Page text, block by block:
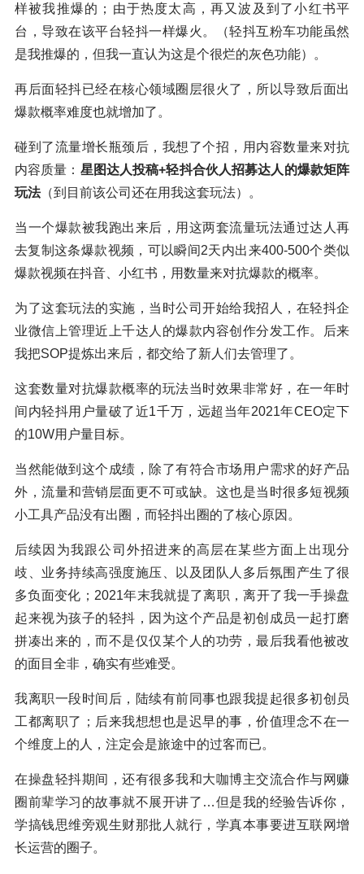
样被我推爆的；由于热度太高，再又波及到了小红书平
台，导致在该平台轻抖一样爆火。（轻抖互粉车功能虽然
是我推爆的，但我一直认为这是个很烂的灰色功能）。
再后面轻抖已经在核心领域圈层很火了，所以导致后面出
爆款概率难度也就增加了。
碰到了流量增长瓶颈后，我想了个招，用内容数量来对抗
内容质量： 星图达人投稿+轻抖合伙人招募达人的爆款矩阵
玩法（到目前该公司还在用我这套玩法）。
当一个爆款被我跑出来后，用这两套流量玩法通过达人再
去复制这条爆款视频，可以瞬间2天内出来400-500个类似
爆款视频在抖音、小红书，用数量来对抗爆款的概率。
为了这套玩法的实施，当时公司开始给我招人，在轻抖企
业微信上管理近上千达人的爆款内容创作分发工作。后来
我把SOP提炼出来后，都交给了新人们去管理了。
这套数量对抗爆款概率的玩法当时效果非常好，在一年时
间内轻抖用户量破了近1千万，远超当年2021年CEO定下
的10W用户量目标。
当然能做到这个成绩，除了有符合市场用户需求的好产品
外，流量和营销层面更不可或缺。这也是当时很多短视频
小工具产品没有出圈，而轻抖出圈的了核心原因。
后续因为我跟公司外招进来的高层在某些方面上出现分
歧、业务持续高强度施压、以及团队人多后氛围产生了很
多负面变化；2021年末我就提了离职，离开了我一手操盘
起来视为孩子的轻抖，因为这个产品是初创成员一起打磨
拼凑出来的，而不是仅仅某个人的功劳，最后我看他被改
的面目全非，确实有些难受。
我离职一段时间后，陆续有前同事也跟我提起很多初创员
工都离职了；后来我想想也是迟早的事，价值理念不在一
个维度上的人，注定会是旅途中的过客而已。
在操盘轻抖期间，还有很多我和大咖博主交流合作与网赚
圈前辈学习的故事就不展开讲了…但是我的经验告诉你，
学搞钱思维旁观生财那批人就行，学真本事要进互联网增
长运营的圈子。